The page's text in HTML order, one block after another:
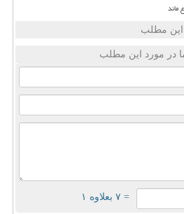
ماند
این مطلب
در مورد این مطلب
= ۷ بعلاوه ۱